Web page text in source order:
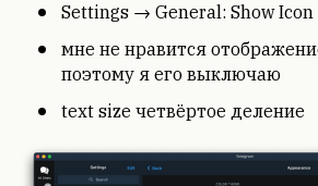
Settings → General: Show Icon
мне не нравится
поэтому я его выключаю
text size четвёртое деление